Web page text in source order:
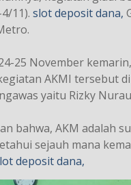
11). slot deposit dana,
25 November
AKMI tersebut
yaitu Rizky
bahwa, AKM adalah
sejauh mana
deposit dana,